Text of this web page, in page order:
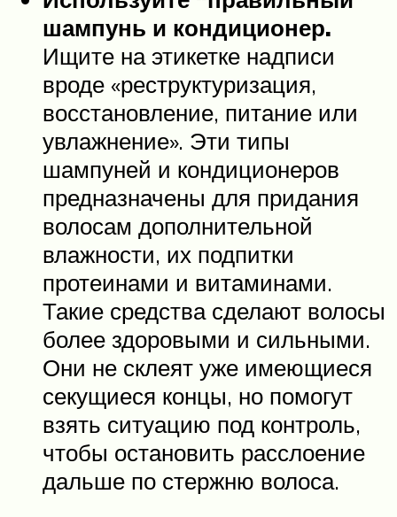
шампунь и кондиционер.
Ищите на этикетке надписи
вроде «реструктуризация,
восстановление, питание или
увлажнение». Эти типы
шампуней и кондиционеров
предназначены для придания
волосам дополнительной
влажности, их подпитки
протеинами и витаминами.
Такие средства сделают волосы
более здоровыми и сильными.
Они не склеят уже имеющиеся
секущиеся концы, но помогут
взять ситуацию под контроль,
чтобы остановить расслоение
дальше по стержню волоса.